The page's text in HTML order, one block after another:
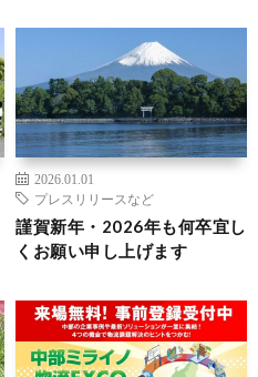
2026.01.01
プレスリリースなど
謹賀新年・2026年も何卒宜し
くお願い申し上げます